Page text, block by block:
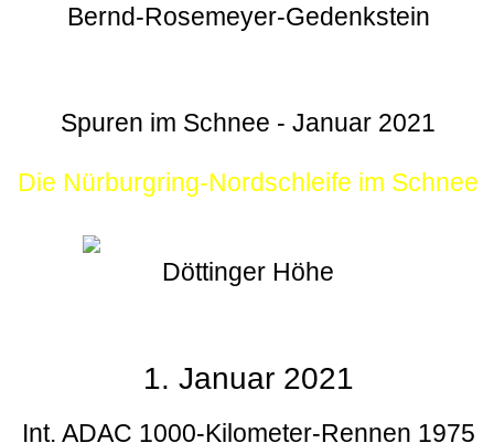
Bernd-Rosemeyer-Gedenkstein
Spuren im Schnee - Januar 2021
Die Nürburgring-Nordschleife im Schnee
Döttinger Höhe
1. Januar 2021
Int. ADAC 1000-Kilometer-Rennen 1975